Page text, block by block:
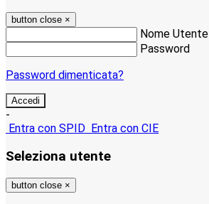
button close ×
Nome Utente
Password
Password dimenticata?
-
Entra con SPID Entra con CIE
Seleziona utente
button close ×